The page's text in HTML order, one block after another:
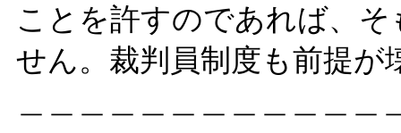
ことを許すのであれば、
せん。裁判員制度も前提が